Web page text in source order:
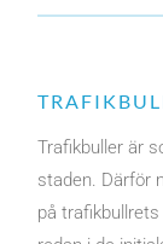
Trafikbuller är
staden. Därför
på trafikbullrets